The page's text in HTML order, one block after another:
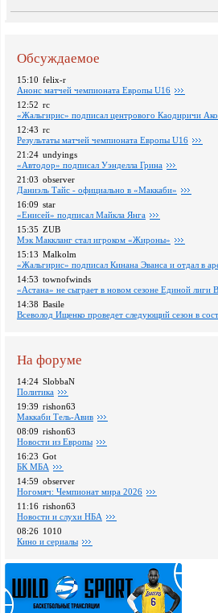
Обсуждаемое
15:10 felix-r
Анонс матчей чемпионата Европы U16
12:52 rc
«Жальгирис» подписал центрового Каодиричи
12:43 rc
Pезультаты матчей чемпионата Европы U16
21:24 undyings
«Автодор» подписал Уэнделла Грина
21:03 observer
Даниэль Тайс - официально в «Маккаби»
16:09 star
«Енисей» подписал Майкла Янга
15:35 ZUB
Мэк Маккланг стал игроком «Жироны»
15:13 Malkolm
«Жальгирис» подписал Кинана Эванса и отдал в
14:53 townofwinds
«Астана» не сыграет в новом сезоне Единой лиги
14:38 Basile
Всеволод Ищенко проведет следующий сезон в
На форуме
14:24 SlobbaN
Политика
19:39 rishon63
Маккаби Тель-Авив
08:09 rishon63
Новости из Европы
16:23 Got
БК МБА
14:59 observer
Ногомяч: Чемпионат мира 2026
11:16 rishon63
Новости и слухи НБА
08:26 1010
Кино и сериалы